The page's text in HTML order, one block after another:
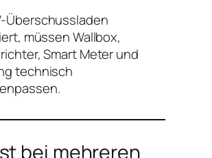
Überschussladen
müssen Wallbox,
Smart Meter und
technisch
bei mehreren